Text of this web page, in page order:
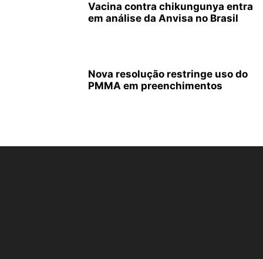
Vacina contra chikungunya entra
em análise da Anvisa no Brasil
Nova resolução restringe uso do
PMMA em preenchimentos